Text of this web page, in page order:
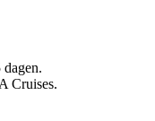
Cruises.